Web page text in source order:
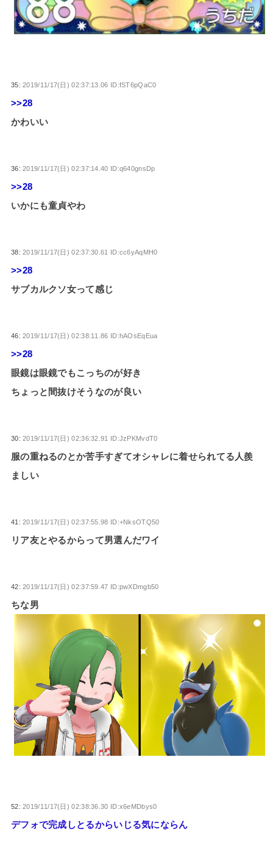
35:2019/11/17(日) 02:37:13.06 ID:fST6pQaC0
>>28
かわいい
36:2019/11/17(日) 02:37:14.40 ID:q640gnsDp
>>28
いかにも童貞やわ
38:2019/11/17(日) 02:37:30.61 ID:cc6yAqMH0
>>28
サブカルクソ女って感じ
46:2019/11/17(日) 02:38:11.86 ID:hAOsEqEua
>>28
眼鏡は眼鏡でもこっちのが好き
ちょっと間抜けそうなのが良い
30:2019/11/17(日) 02:36:32.91 ID:JzPKMvdT0
服の重ねるのとか苦手すぎてオシャレに着せられてる人羨
ましい
41:2019/11/17(日) 02:37:55.98 ID:+NksOTQ50
リア友とやるからって男選んだワイ
42:2019/11/17(日) 02:37:59.47 ID:pwXDmgb50
ちな男
52:2019/11/17(日) 02:38:36.30 ID:x6eMDbys0
デフォで完成しとるからいじる気にならん